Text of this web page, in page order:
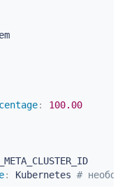
system
:
100.00
: Kubernetes #